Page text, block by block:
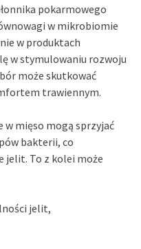
pokarmowego
w mikrobiomie
w produktach
w stymulowaniu rozwoju
może skutkować
trawiennym.
w mięso mogą sprzyjać
bakterii, co
jelit. To z kolei może
jelit,